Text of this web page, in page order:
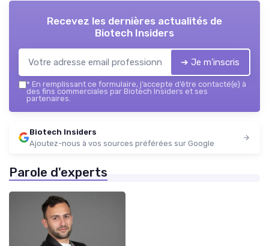
Recevez les dernières actualités de
Biotech Insiders
➔ Je m'inscris
* En remplissant ce formulaire, j’accepte d’être contacté(e) à
des fins commerciales par Biotech Insiders et ses
partenaires.
Biotech Insiders
Ajoutez-nous à vos sources préférées sur Google
Parole d'experts